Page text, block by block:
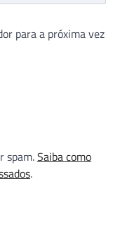
para a próxima vez
spam.Saiba como
.